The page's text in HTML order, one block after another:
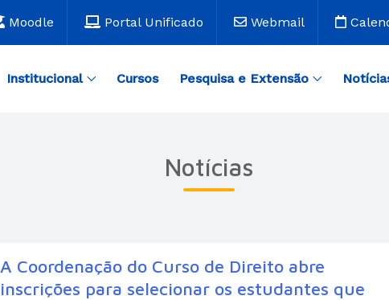
Moodle Portal Unificado Webmail
Institucional Cursos Pesquisa e Extensão
Notícias
A Coordenação do Curso de Direito abre
inscrições para selecionar os estudantes que